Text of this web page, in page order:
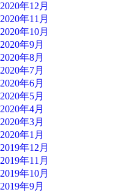
2020年12月
2020年11月
2020年10月
2020年9月
2020年8月
2020年7月
2020年6月
2020年5月
2020年4月
2020年3月
2020年1月
2019年12月
2019年11月
2019年10月
2019年9月